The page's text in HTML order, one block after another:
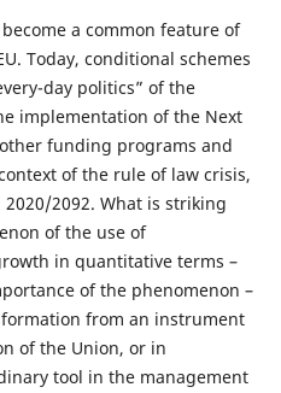
a common feature of
Today, conditional schemes
day politics” of the
implementation of the Next
funding programs and
of the rule of law crisis,
2092. What is striking
of the use of
in quantitative terms –
of the phenomenon –
from an instrument
of the Union, or in
tool in the management